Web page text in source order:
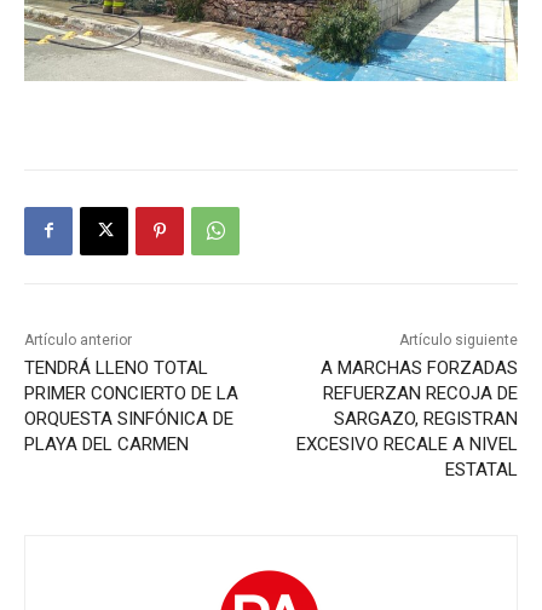
Artículo anterior
TENDRÁ LLENO TOTAL
PRIMER CONCIERTO DE LA
ORQUESTA SINFÓNICA DE
PLAYA DEL CARMEN
Artículo siguiente
A MARCHAS FORZADAS
REFUERZAN RECOJA DE
SARGAZO, REGISTRAN
EXCESIVO RECALE A NIVEL
ESTATAL